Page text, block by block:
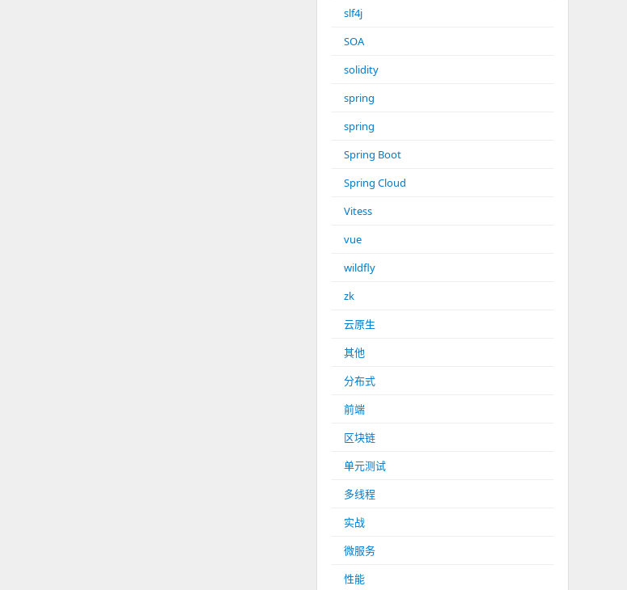
slf4j
SOA
solidity
spring
spring
Spring Boot
Spring Cloud
Vitess
vue
wildfly
zk
云原生
其他
分布式
前端
区块链
单元测试
多线程
实战
微服务
性能